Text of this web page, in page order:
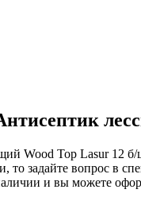
Wood Top Lasur 12
задайте вопрос в
и вы можете